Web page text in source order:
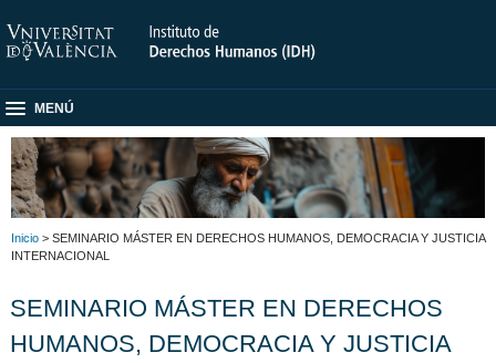
MENÚ
Inicio > SEMINARIO MÁSTER EN DERECHOS HUMANOS, DEMOCRACIA Y JUSTICIA
INTERNACIONAL
SEMINARIO MÁSTER EN DERECHOS
HUMANOS, DEMOCRACIA Y JUSTICIA